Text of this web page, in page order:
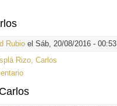
Rubio el Sáb, 20/08/2016 - 00:53
Rizo, Carlos